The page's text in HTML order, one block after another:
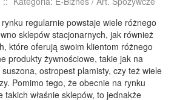
regularnie powstaje wiele różnego
sklepów stacjonarnych, jak również
które oferują swoim klientom różnego
produkty żywnościowe, takie jak na
suszona, ostropest plamisty, czy też wiele
Pomimo tego, że obecnie na rynku
takich właśnie sklepów, to jednakże